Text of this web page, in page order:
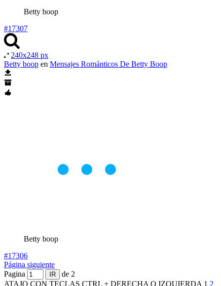
Betty boop
#17307
240x248 px
Betty boop en Mensajes Románticos De Betty Boop
Betty boop
#17306
Página siguiente
Pagina
de 2
ATAJO CON TECLAS CTRL + DERECHA O IZQUIERDA 1 2